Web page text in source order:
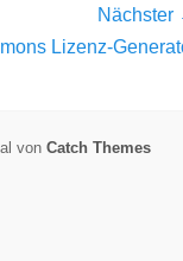
Nächster
Lizenz-
von Catch Themes